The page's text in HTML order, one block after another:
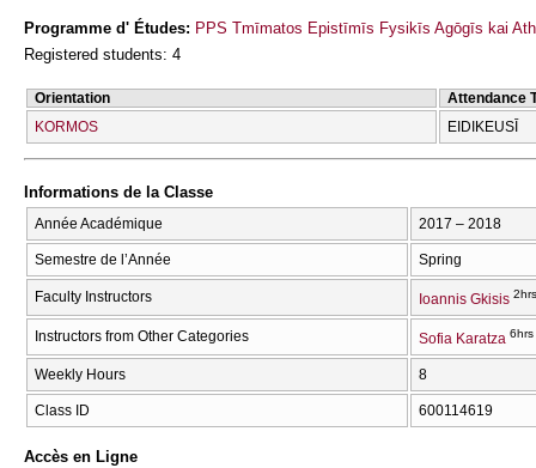
Programme d' Études: PPS Tmīmatos Epistīmīs Fysikīs Agōgīs kai
Registered students: 4
Orientation
Attendance
KORMOS
EIDIKEUSĪ
Informations de la Classe
Année Académique 2017 – 2018
Semestre de l’Année Spring
Faculty Instructors Ioannis Gkisis 2hrs
Instructors from Other Categories Sofia Karatza 6hrs
Weekly Hours 8
Class ID 600114619
Accès en Ligne